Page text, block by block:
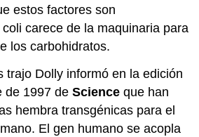
estos factores son
carece de la maquinaria para
los carbohidratos.
trajo Dolly informó en la edición
de 1997 deScience que han
hembra transgénicas para el
El gen humano se acopla